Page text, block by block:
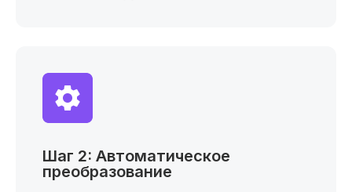
Шаг 2: Автоматическое
преобразование